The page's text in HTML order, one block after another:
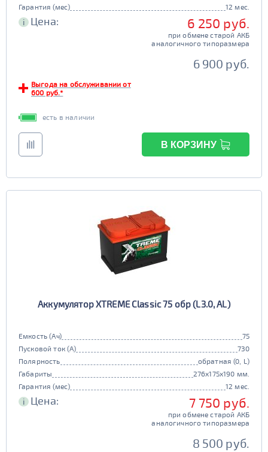
Гарантия (мес)
12 мес.
i Цена: 6 250 руб.
при обмене старой АКБ
аналогичного типоразмера
6 900 руб.
Выгода на обслуживании от
600 руб.*
есть в наличии
В КОРЗИНУ
Аккумулятор XTREME Classic 75 обр (L3.0, AL)
Емкость (Ач)
75
Пусковой ток (А)
730
Полярность
обратная (0, L)
Габариты
276x175x190 мм.
Гарантия (мес)
12 мес.
i Цена: 7 750 руб.
при обмене старой АКБ
аналогичного типоразмера
8 500 руб.